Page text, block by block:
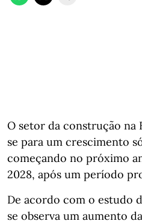
O setor da construção na
se para um crescimento
começando no próximo
2028, após um período
De acordo com o estudo
se observa um aumento